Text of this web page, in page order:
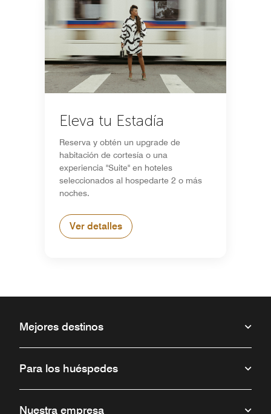
Eleva tu Estadía
Reserva y obtén un upgrade de
habitación de cortesía o una
experiencia "Suite" en hoteles
seleccionados al hospedarte 2 o más
noches.
Ver detalles
Mejores destinos
Para los huéspedes
Nuestra empresa